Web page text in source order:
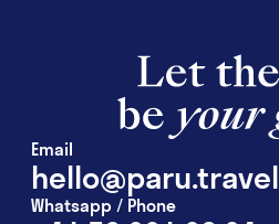
Email
hello@paru.travel
Whatsapp / Phone